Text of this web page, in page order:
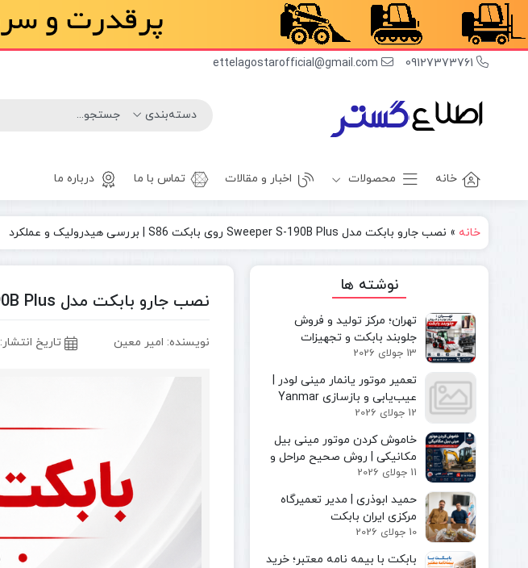
09127373761
ettelagostarofficial@gmail.com
خانه محصولات
مکانیکی
مینی بیل
مکانیکی
بابکت
بابکت
فوریوز
بابکت
دراج
رفسنجان
غلطک
جلوبند چاله
اخبار و مقالات تماس با ما درباره ما
خانه » نصب جارو بابکت مدل Sweeper S-190B Plus روی بابکت S86 | بررسی هیدرولیک و عملکرد
نصب جارو بابکت مدل Sweeper S-190B Plus روی بابکت S86 | بررسی هیدرولیک و عملکرد
نویسنده: امیر معین تاریخ انتشار:
نوشته ها
تهران؛ مرکز تولید و فروش
جلوبند بابکت و تجهیزات
مینی‌لودر در ایران
13 جولای 2026
تعمیر موتور یانمار مینی لودر |
عیب‌یابی و بازسازی Yanmar
Engine
12 جولای 2026
خاموش کردن موتور مینی بیل
مکانیکی | روش صحیح مراحل و
ایمن توقف دستگاه
11 جولای 2026
حمید ابوذری | مدیر تعمیرگاه
مرکزی ایران بابکت
10 جولای 2026
بابکت با بیمه‌ نامه معتبر؛ خرید